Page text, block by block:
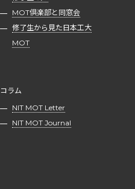
MOT倶楽部と同窓会
修了生から見た日本工大
MOT
コラム
NIT MOT Letter
NIT MOT Journal